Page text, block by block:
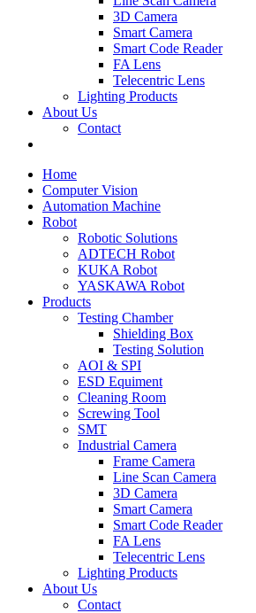
3D Camera
Smart Camera
Smart Code Reader
FA Lens
Telecentric Lens
Lighting Products
About Us
Contact
Home
Computer Vision
Automation Machine
Robot
Robotic Solutions
ADTECH Robot
KUKA Robot
YASKAWA Robot
Products
Testing Chamber
Shielding Box
Testing Solution
AOI & SPI
ESD Equiment
Cleaning Room
Screwing Tool
SMT
Industrial Camera
Frame Camera
Line Scan Camera
3D Camera
Smart Camera
Smart Code Reader
FA Lens
Telecentric Lens
Lighting Products
About Us
Contact